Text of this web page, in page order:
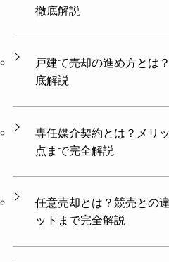
徹底解説
戸建て売却の進め方とは
底解説
専任媒介契約とは？メリ
点まで完全解説
任意売却とは？競売との
ットまで完全解説